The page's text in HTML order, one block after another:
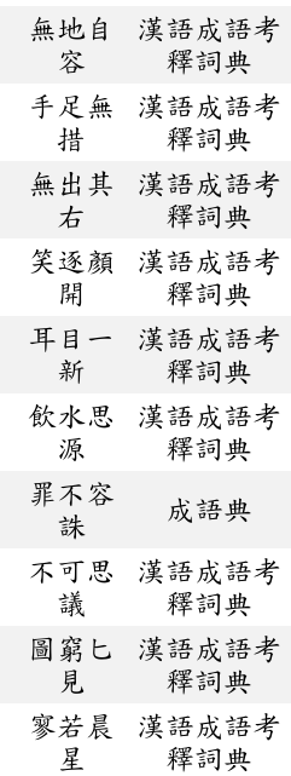
無地自
容
漢語成語考
釋詞典
手足無
措
漢語成語考
釋詞典
無出其
右
漢語成語考
釋詞典
笑逐顏
開
漢語成語考
釋詞典
耳目一
新
漢語成語考
釋詞典
飲水思
源
漢語成語考
釋詞典
罪不容
誅
成語典
不可思
議
漢語成語考
釋詞典
圖窮匕
見
漢語成語考
釋詞典
寥若晨
星
漢語成語考
釋詞典